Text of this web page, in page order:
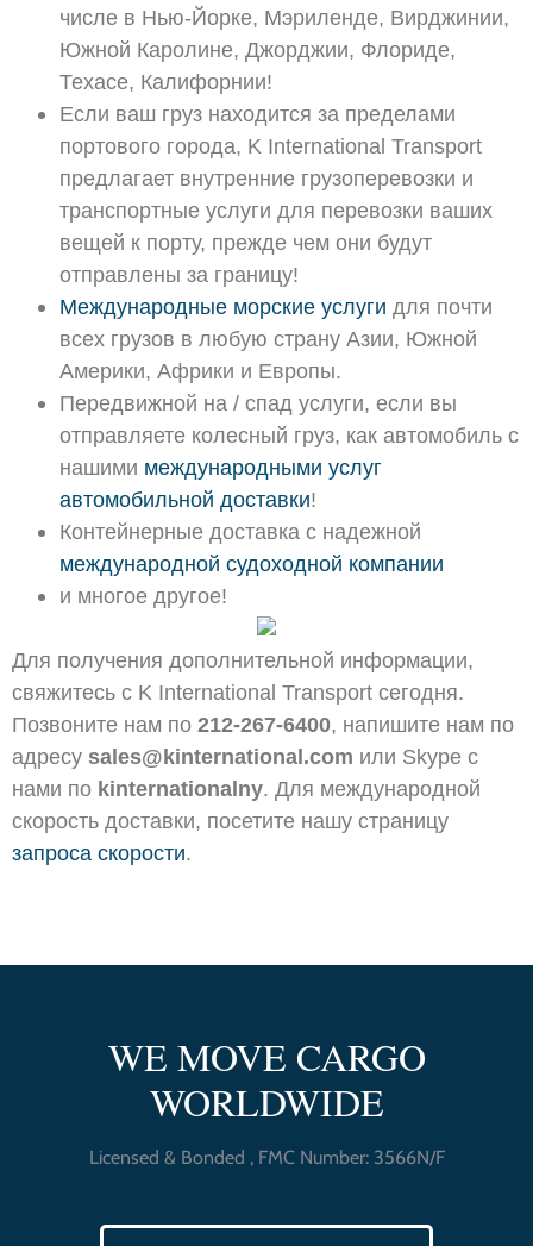
числе в Нью-Йорке, Мэриленде, Вирджинии,
Южной Каролине, Джорджии, Флориде,
Техасе, Калифорнии!
Если ваш груз находится за пределами
портового города, K International Transport
предлагает внутренние грузоперевозки и
транспортные услуги для перевозки ваших
вещей к порту, прежде чем они будут
отправлены за границу!
Международные морские услуги для почти
всех грузов в любую страну Азии, Южной
Америки, Африки и Европы.
Передвижной на / спад услуги, если вы
отправляете колесный груз, как автомобиль с
нашими международными услуг
автомобильной доставки!
Контейнерные доставка с надежной
международной судоходной компании
и многое другое!
Для получения дополнительной информации,
свяжитесь с K International Transport сегодня.
Позвоните нам по 212-267-6400, напишите нам по
адресу sales@kinternational.com или Skype с
нами по kinternationalny. Для международной
скорость доставки, посетите нашу страницу
запроса скорости.
WE MOVE CARGO
WORLDWIDE
Licensed & Bonded , FMC Number: 3566N/F